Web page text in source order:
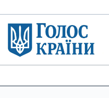
до
вмісту